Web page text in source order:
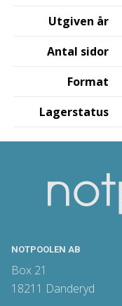
Utgiven år
Antal sidor
Format
Lagerstatus
NOTPOOLEN AB
Box 21
18211 Danderyd